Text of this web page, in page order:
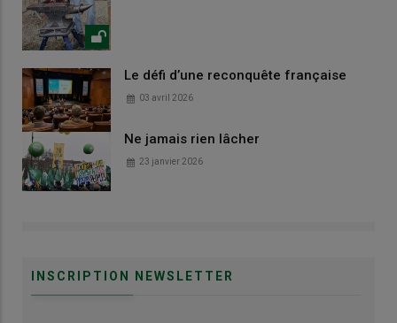
Le défi d’une reconquête française
03 avril 2026
Ne jamais rien lâcher
23 janvier 2026
INSCRIPTION NEWSLETTER